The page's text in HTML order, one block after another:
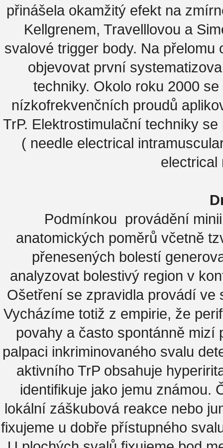
přinášela okamžitý efekt na
Kellgrenem, Travelllovou a
svalové trigger body. Na
objevovat první
techniky. Okolo roku 2000
nízkofrekvenčních proudů
TrP. Elektrostimulační techniky
( needle electrical
electrical
Podmínkou provádění
anatomických poměrů včetně
přenesených bolestí
analyzovat bolestivý region v
Ošetření se zpravidla provádí ve
Vycházíme totiž z empirie, že
povahy a často spontánně
palpaci inkriminovaného svalu
aktivního TrP obsahuje
identifikuje jako jemu známou.
lokální záškubová reakce nebo
fixujeme u dobře přístupného